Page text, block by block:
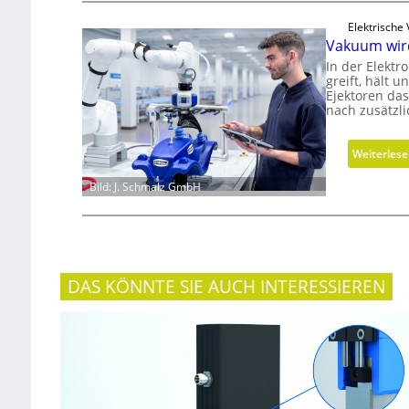
Bild: J. Schmalz GmbH
Elektrische
Vakuum
In der
greift, hält
Ejektoren
nach
DAS KÖNNTE SIE AUCH INTERESSIEREN